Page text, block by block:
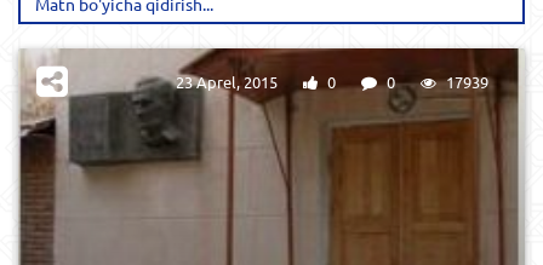
23 Aprel, 2015 0 0 17939